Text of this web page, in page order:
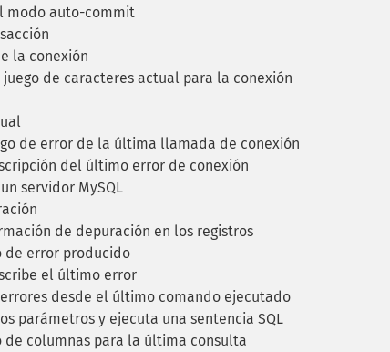
modo auto-commit
la conexión
de caracteres actual para la conexión
de error de la última llamada de conexión
del último error de conexión
servidor MySQL
de depuración en los registros
de error producido
el último error
desde el último comando ejecutado
parámetros y ejecuta una sentencia SQL
columnas para la última consulta